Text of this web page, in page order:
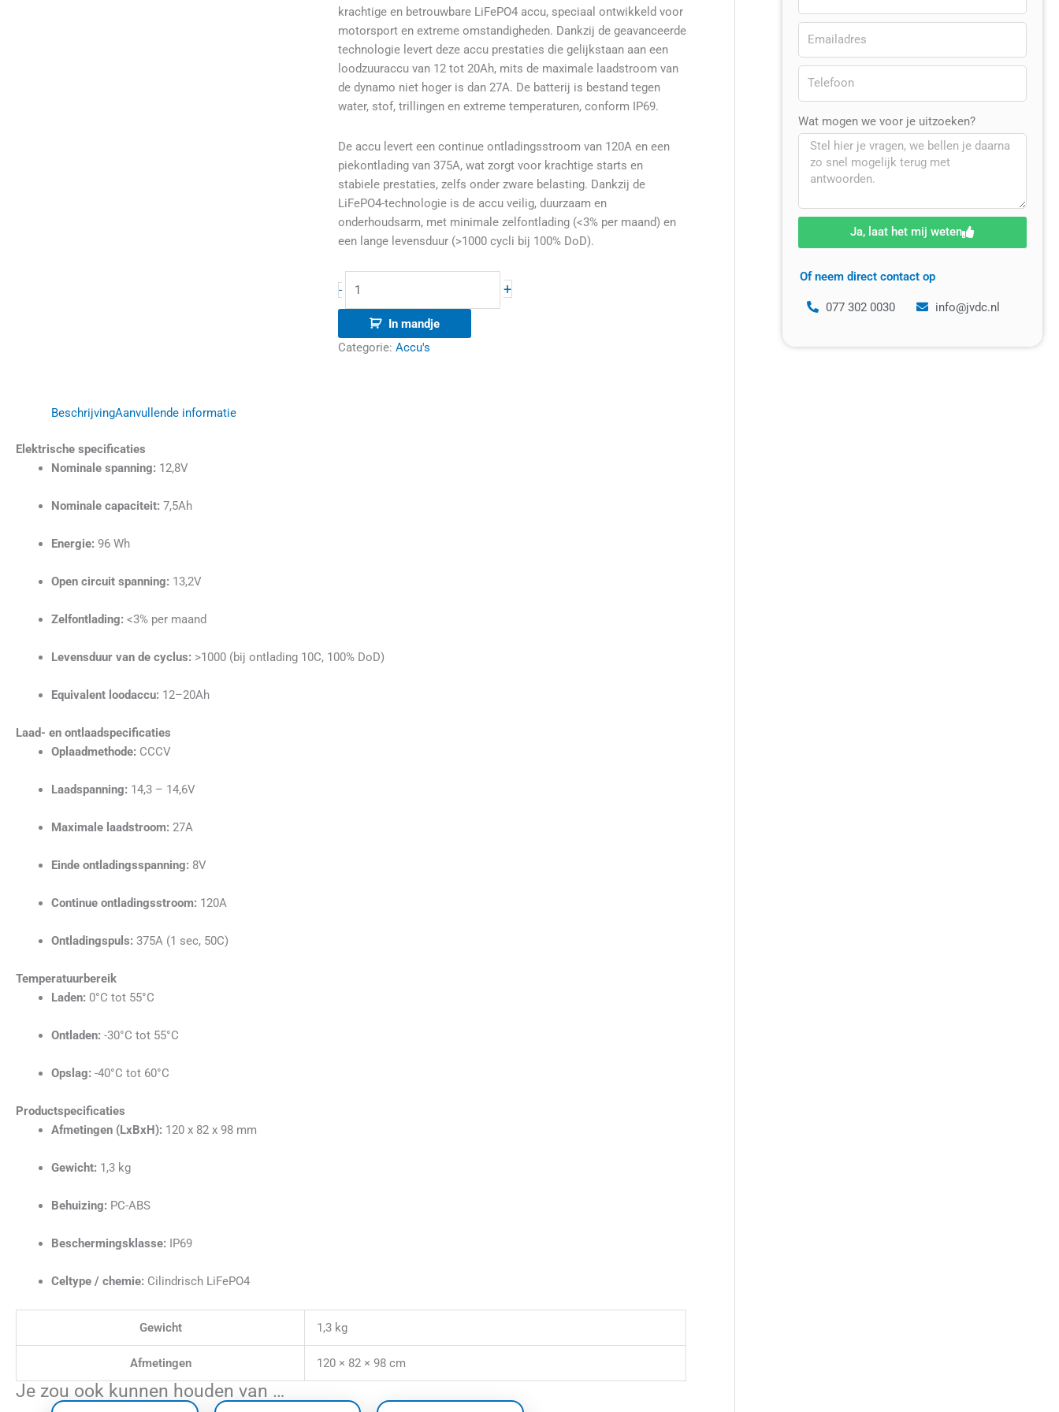
krachtige en betrouwbare LiFePO4 accu, speciaal ontwikkeld voor
motorsport en extreme omstandigheden. Dankzij de geavanceerde
technologie levert deze accu prestaties die gelijkstaan aan een
loodzuuraccu van 12 tot 20Ah, mits de maximale laadstroom van
de dynamo niet hoger is dan 27A. De batterij is bestand tegen
water, stof, trillingen en extreme temperaturen, conform IP69.
De accu levert een continue ontladingsstroom van 120A en een
piekontlading van 375A, wat zorgt voor krachtige starts en
stabiele prestaties, zelfs onder zware belasting. Dankzij de
LiFePO4-technologie is de accu veilig, duurzaam en
onderhoudsarm, met minimale zelfontlading (<3% per maand) en
een lange levensduur (>1000 cycli bij 100% DoD).
- +
In mandje
Categorie: Accu's
BeschrijvingAanvullende informatie
Elektrische specificaties
Nominale spanning: 12,8V
Nominale capaciteit: 7,5Ah
Energie: 96 Wh
Open circuit spanning: 13,2V
Zelfontlading: <3% per maand
Levensduur van de cyclus: >1000 (bij ontlading 10C, 100% DoD)
Equivalent loodaccu: 12–20Ah
Laad- en ontlaadspecificaties
Oplaadmethode: CCCV
Laadspanning: 14,3 – 14,6V
Maximale laadstroom: 27A
Einde ontladingsspanning: 8V
Continue ontladingsstroom: 120A
Ontladingspuls: 375A (1 sec, 50C)
Temperatuurbereik
Laden: 0°C tot 55°C
Ontladen: -30°C tot 55°C
Opslag: -40°C tot 60°C
Productspecificaties
Afmetingen (LxBxH): 120 x 82 x 98 mm
Gewicht: 1,3 kg
Behuizing: PC-ABS
Beschermingsklasse: IP69
Celtype / chemie: Cilindrisch LiFePO4
Gewicht 1,3 kg
Afmetingen 120 × 82 × 98 cm
Je zou ook kunnen houden van …
Prijsklasse:
Wat mogen we voor je uitzoeken?
Ja, laat het mij weten
Of neem direct contact op
077 302 0030 info@jvdc.nl